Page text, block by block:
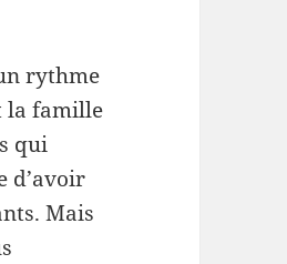
rythme
la famille
qui
d’avoir
Mais